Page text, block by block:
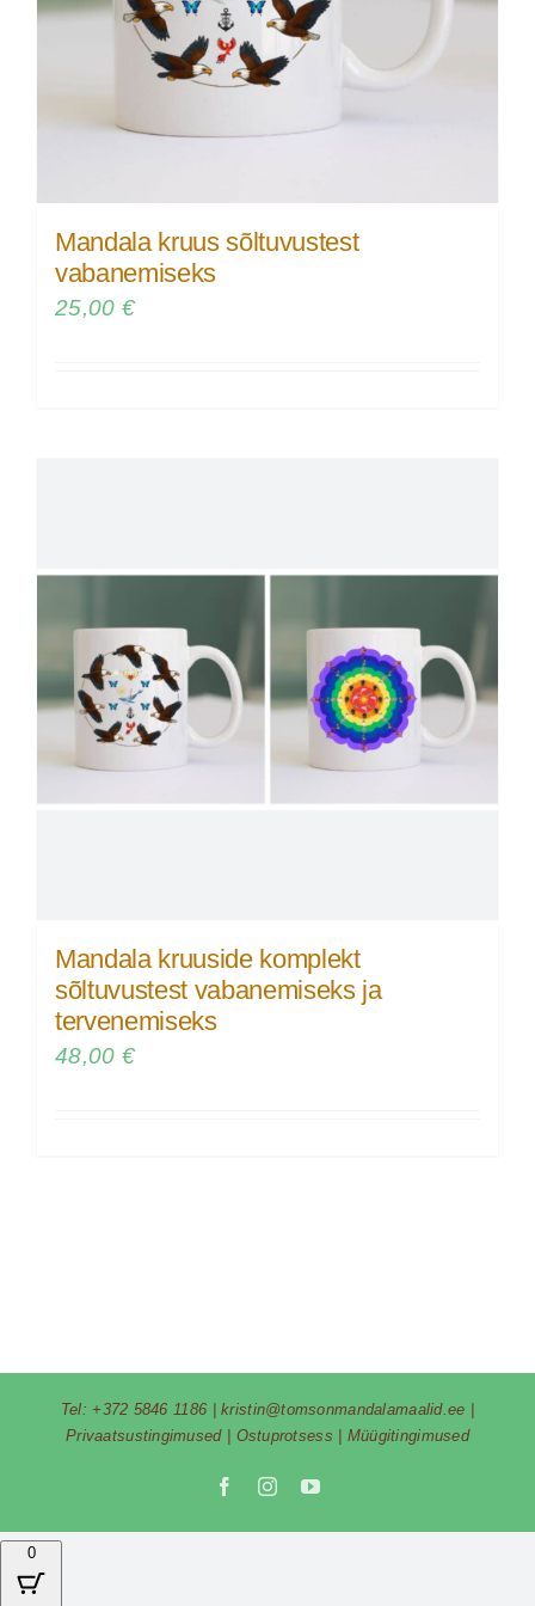
Mandala kruus sõltuvustest
vabanemiseks
25,00 €
Mandala kruuside komplekt
sõltuvustest vabanemiseks ja
tervenemiseks
48,00 €
Tel: +372 5846 1186 |kristin@tomsonmandalamaalid.ee
Privaatsustingimused| Ostuprotsess Müügitingimused
FacebookInstagramYouTube
0